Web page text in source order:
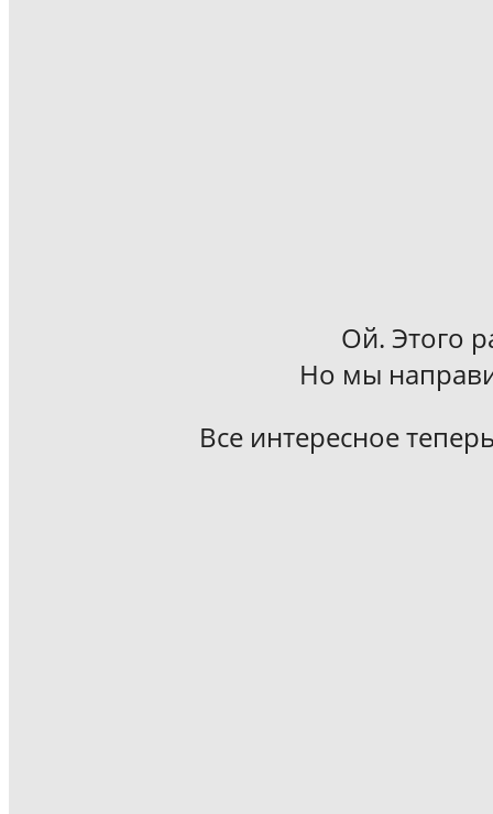
Ой. Этого
Но мы
Все интересное